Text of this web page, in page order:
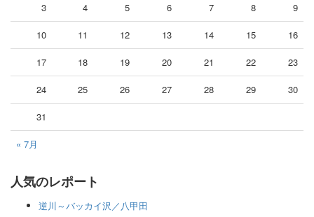
« 7月
3 4 5 6 7 8 9
10 11 12 13 14 15 16
17 18 19 20 21 22 23
24 25 26 27 28 29 30
31
人気のレポート
逆川～バッカイ沢／八甲田